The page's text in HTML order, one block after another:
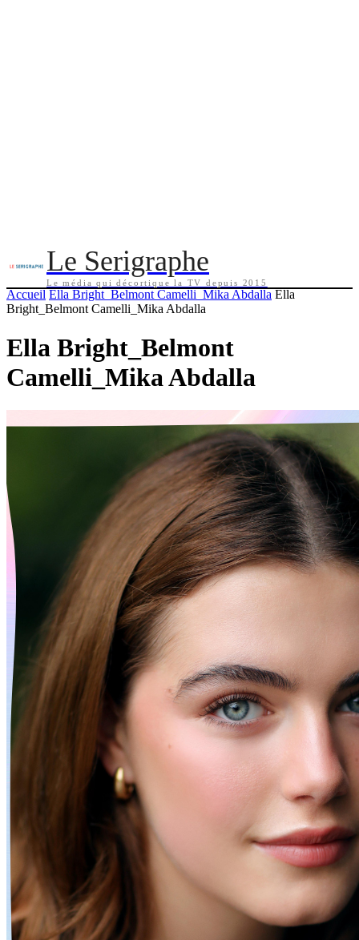
Le Serigraphe
Le média qui décortique la TV depuis 2015
Accueil Ella Bright_Belmont Camelli_Mika Abdalla Ella
Bright_Belmont Camelli_Mika Abdalla
Ella Bright_Belmont
Camelli_Mika Abdalla